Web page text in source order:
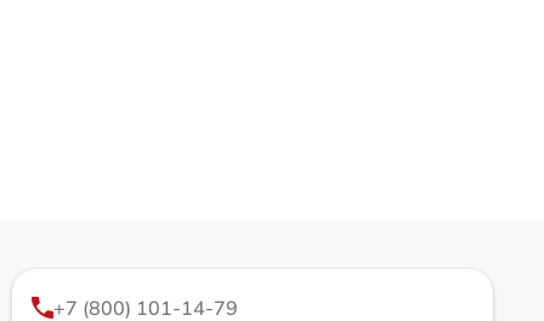
+7 (800) 101-14-79